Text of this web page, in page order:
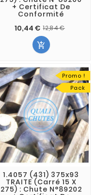
+ Certificat De
Conformité
10,44 € 12,84 €

Promo !
Pack
1.4057 (431) 375x93
TRAITE (Carré 15 X
275) : Chute N°89202